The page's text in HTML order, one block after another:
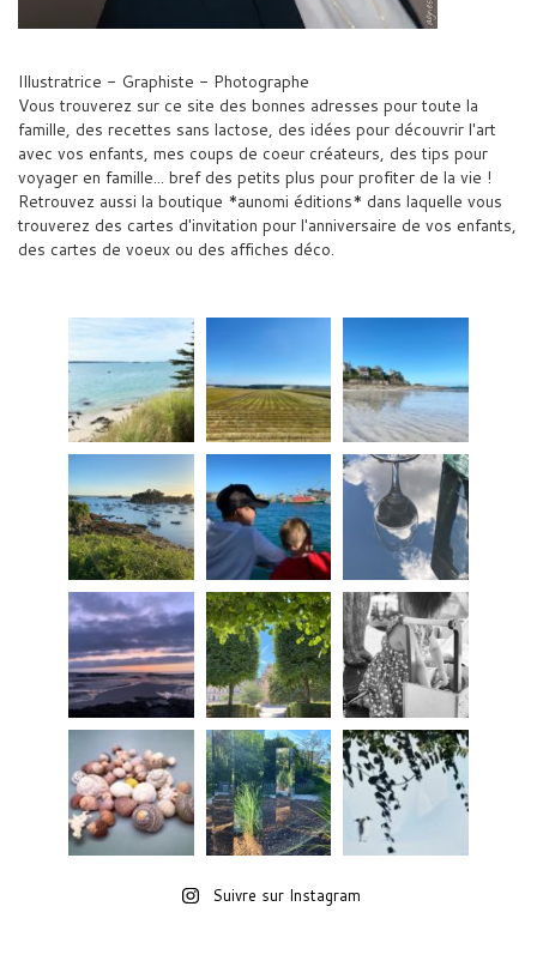
Illustratrice - Graphiste - Photographe
Vous trouverez sur ce site des bonnes adresses pour toute la
famille, des recettes sans lactose, des idées pour découvrir l'art
avec vos enfants, mes coups de coeur créateurs, des tips pour
voyager en famille... bref des petits plus pour profiter de la vie !
Retrouvez aussi la boutique *aunomi éditions* dans laquelle vous
trouverez des cartes d'invitation pour l'anniversaire de vos enfants,
des cartes de voeux ou des affiches déco.
Suivre sur Instagram